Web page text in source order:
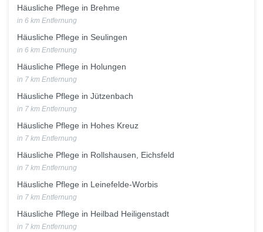
Häusliche Pflege in Brehme
in 6 km Entfernung
Häusliche Pflege in Seulingen
in 6 km Entfernung
Häusliche Pflege in Holungen
in 7 km Entfernung
Häusliche Pflege in Jützenbach
in 7 km Entfernung
Häusliche Pflege in Hohes Kreuz
in 7 km Entfernung
Häusliche Pflege in Rollshausen, Eichsfeld
in 7 km Entfernung
Häusliche Pflege in Leinefelde-Worbis
in 7 km Entfernung
Häusliche Pflege in Heilbad Heiligenstadt
in 7 km Entfernung